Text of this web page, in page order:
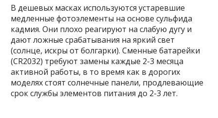
В дешевых масках используются устаревшие
медленные фотоэлементы на основе сульфида
кадмия. Они плохо реагируют на слабую дугу и
дают ложные срабатывания на яркий свет
(солнце, искры от болгарки). Сменные батарейки
(CR2032) требуют замены каждые 2-3 месяца
активной работы, в то время как в дорогих
моделях стоят солнечные панели, продлевающие
срок службы элементов питания до 2-3 лет.